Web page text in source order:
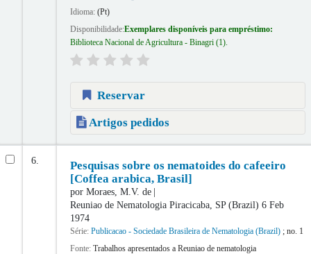
Idioma: (Pt)
Disponibilidade:Exemplares disponíveis para empréstimo:
Biblioteca Nacional de Agricultura - Binagri(1).
Reservar
Artigos pedidos
6.
Pesquisas sobre os nematoides do cafeeiro
[Coffea arabica, Brasil]
por Moraes, M.V. de
Reuniao de NematologiaPiracicaba, SP (Brazil) 6 Feb
1974
Série: Publicacao - Sociedade Brasileira de Nematologia (Brazil); no. 1
Fonte: Trabalhos apresentados a Reuniao de nematologia